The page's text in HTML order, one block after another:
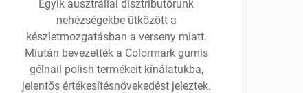
Egyik ausztráliai disztributórunk
nehézségekbe ütközött a
készletmozgatásban a verseny miatt.
Miután bevezették a Colormark gumis
gélnail polish termékeit kínálatukba,
jelentős értékesítésnövekedést jeleztek.